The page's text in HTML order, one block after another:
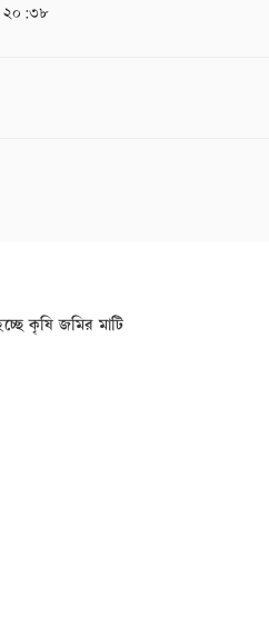
২০:৩৮
কৃষি জমির মাটি